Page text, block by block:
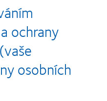
ochrany
osobních